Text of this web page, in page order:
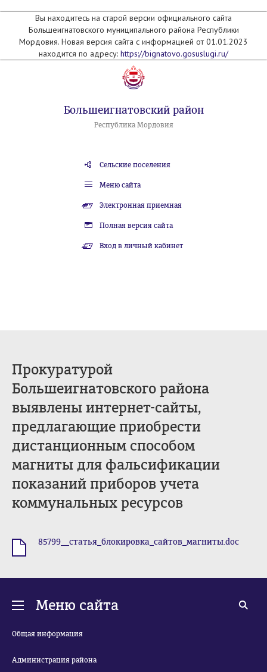
Вы находитесь на старой версии официального сайта
Большеигнатовского муниципального района Республики
Мордовия. Новая версия сайта с информацией от 01.01.2023
находится по адресу: https://bignatovo.gosuslugi.ru/
Большеигнатовский район
Республика Мордовия
Сельские поселения
Меню сайта
Электронная приемная
Полная версия сайта
Вход в личный кабинет
Прокуратурой
Большеигнатовского района
выявлены интернет-сайты,
предлагающие приобрести
дистанционным способом
магниты для фальсификации
показаний приборов учета
коммунальных ресурсов
85799__статья_блокировка_сайтов_магниты.doc
Меню сайта
Общая информация
Администрация района